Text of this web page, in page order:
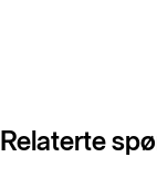
Relaterte